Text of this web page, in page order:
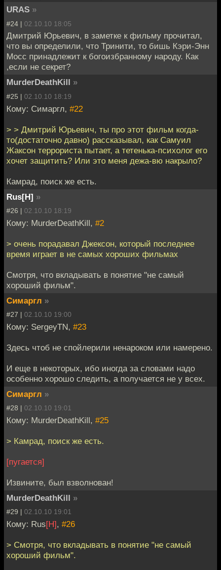
URAS »
#24 | 02.10.10 18:05
Дмитрий Юрьевич, в заметке к фильму прочитал,
что вы определили, что Тринити, то бишь Кэри-Энн
Мосс принадлежит к богоизбранному народу. Как
,если не секрет?
MurderDeathKill »
#25 | 02.10.10 18:19
Кому: Симаргл, #22
> > Дмитрий Юрьевич, ты про этот фильм когда-
то(достаточно давно) рассказывал, как Самуил
Жаксон террориста пытает, а тетенька-психолог его
хочет защитить? Или это меня дежа-вю накрыло?
Камрад, поиск же есть.
Rus[H] »
#26 | 02.10.10 18:19
Кому: MurderDeathKill, #2
> очень порадавал Джексон, который последнее
время играет в не самых хороших фильмах
Смотря, что вкладывать в понятие "не самый
хороший фильм".
Симаргл »
#27 | 02.10.10 19:00
Кому: SergeyTN, #23
Здесь чтоб не спойлерили ненароком или намерено.
И еще в некоторых, ибо иногда за словами надо
особенно хорошо следить, а получается не у всех.
Симаргл »
#28 | 02.10.10 19:01
Кому: MurderDeathKill, #25
> Камрад, поиск же есть.
[пугается]
Извините, был взволнован!
MurderDeathKill »
#29 | 02.10.10 19:01
Кому: Rus[H], #26
> Смотря, что вкладывать в понятие "не самый
хороший фильм".